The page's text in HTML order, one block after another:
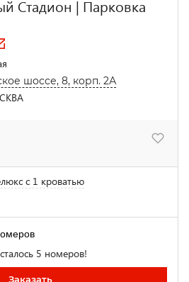
Стадион | Парковка
шоссе, 8, корп. 2А
с 1 кроватью
5 номеров!
Заказать